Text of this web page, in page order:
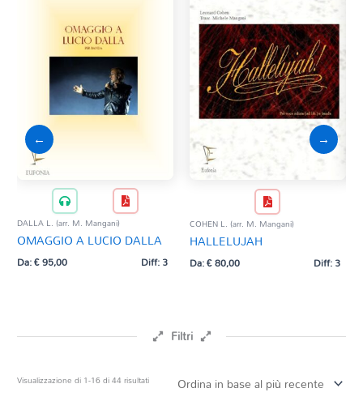
←
DALLA L. (arr. M. Mangani)
OMAGGIO A LUCIO DALLA
Da:€95,00 Diff: 3
COHEN L. (arr. M. Mangani)
HALLELUJAH
Da:€80,00 Diff: 3
→
Filtri
Visualizzazione di 1-16 di 44 risultatiOrdina
in